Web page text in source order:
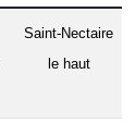
Saint-Nectaire
le haut